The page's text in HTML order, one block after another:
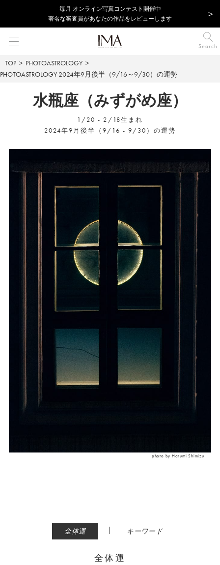
毎⽉ オンライン写真コンテスト開催中
著名な審査員があなたの作品をレビューします
Search
TOP
PHOTOASTROLOGY
PHOTOASTROLOGY 2024年9月後半（9/16～9/30）の運勢
水瓶座（みずがめ座）
1/20 - 2/18生まれ
2024年9月後半（9/16 - 9/30）の運勢
photo by Harumi Shimizu
全体運 | キーワード
全体運